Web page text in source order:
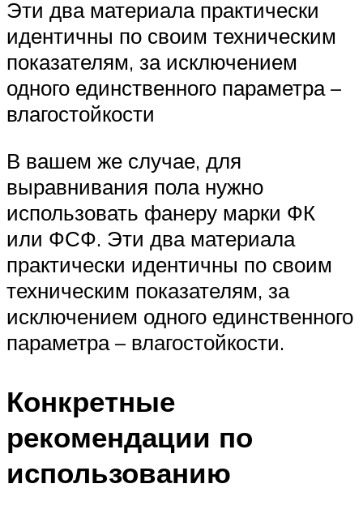
Эти два материала практически
идентичны по своим техническим
показателям, за исключением
одного единственного параметра –
влагостойкости
В вашем же случае, для
выравнивания пола нужно
использовать фанеру марки ФК
или ФСФ. Эти два материала
практически идентичны по своим
техническим показателям, за
исключением одного единственного
параметра – влагостойкости.
Конкретные
рекомендации по
использованию